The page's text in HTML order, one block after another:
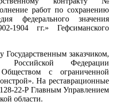
работ по сохранению
федерального значения
1904 гг.» Гефсиманского
заказчиком,
Российской Федерации
с ограниченной
На реставрационные
22-Р Главным Управлением
области.